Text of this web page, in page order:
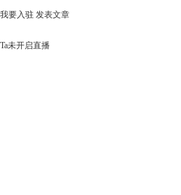
我要入驻 发表文章
Ta未开启直播